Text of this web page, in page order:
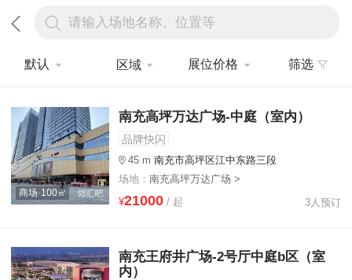
请输入场地名称、位置等
默认 区域 展位价格 筛选
商场·100㎡
南充高坪万达广场-中庭（室内）
品牌快闪
45 m 南充市高坪区江中东路三段
场地： 南充高坪万达广场 >
¥21000/ 起 3人预订
南充王府井广场-2号厅中庭b区（室
内）